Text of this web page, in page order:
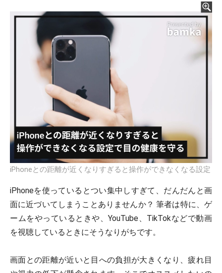
iPhoneとの距離が近くなりすぎると操作ができなくなる設定
iPhoneを使っているとつい集中しすぎて、だんだんと画
面に近づいてしまうことありませんか？ 筆者は特に、ゲ
ームをやっているときや、YouTube、TikTokなどで動画
を視聴しているときにそうなりがちです。
画面との距離が近いと目への負担が大きくなり、疲れ目